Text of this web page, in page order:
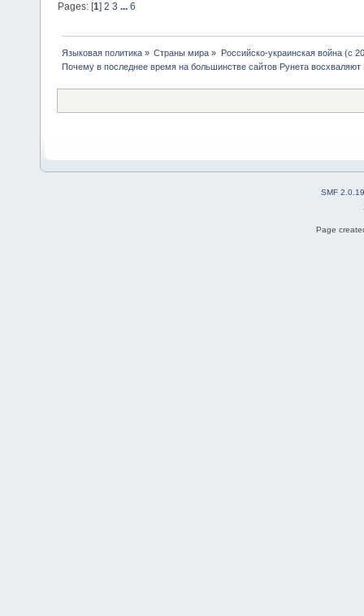
Pages: [1]2 3 ...6
Языковая политика» Страны мира » Российско-украинская война (с
Почему в последнее время на большинстве сайтов Рунета восхваляют
SMF 2.0.19
Page